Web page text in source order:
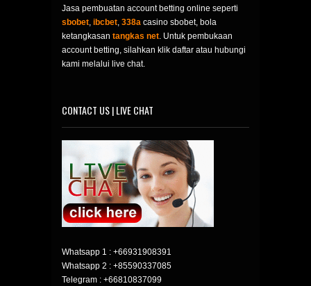
Jasa pembuatan account betting online seperti
sbobet, ibcbet, 338a casino sbobet, bola
ketangkasan tangkas net. Untuk pembukaan
account betting, silahkan klik daftar atau hubungi
kami melalui live chat.
CONTACT US | LIVE CHAT
Whatsapp 1 : +66931908391
Whatsapp 2 : +85590337085
Telegram : +66810837099